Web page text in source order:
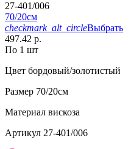
27-401/006
70/20см
checkmark_alt_circleВыбрать
497.42 р.
По 1 шт
Цвет бордовый/золотистый
Размер 70/20см
Материал вискоза
Артикул 27-401/006